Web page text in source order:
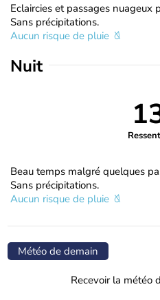
Eclaircies et passages nuageux
Sans précipitations.
Aucun risque de pluie
Nuit
Beau temps malgré quelques
Sans précipitations.
Aucun risque de pluie
Météo de demain
Recevoir la météo